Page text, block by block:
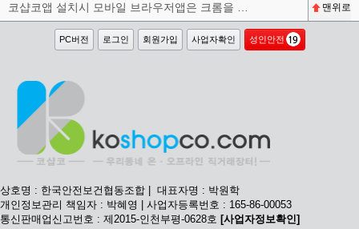
맨위로
PC버전 로그인 회원가입 사업자확인 성인안전
상호명 : 한국안전보건협동조합 | 대표자명 : 박원학
개인정보관리 책임자 : 박혜영 | 사업자등록번호 : 165-86-00053
통신판매업신고번호 : 제2015-인천부평-0628호 [사업자정보확인]